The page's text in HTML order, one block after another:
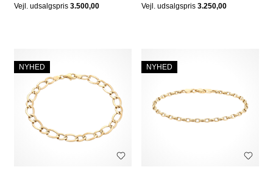
Vejl. udsalgspris 3.500,00
Vejl. udsalgspris3.250,00
NYHED NYHED